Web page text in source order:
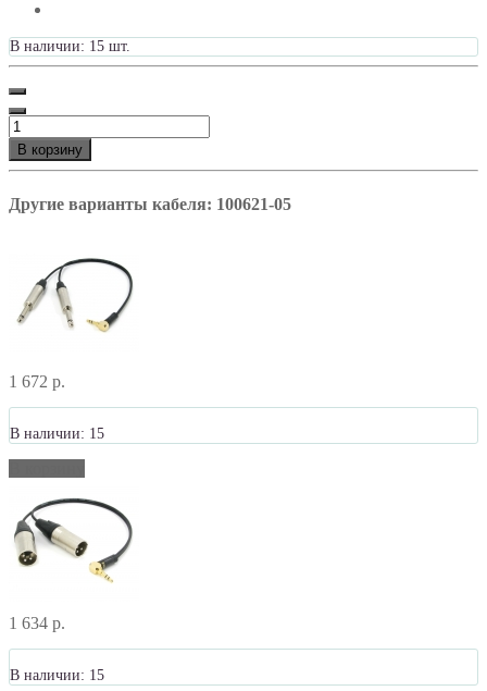
В наличии: 15 шт.
В корзину
Другие варианты кабеля: 100621-05
1 672 р.
В наличии: 15
1 634 р.
В наличии: 15